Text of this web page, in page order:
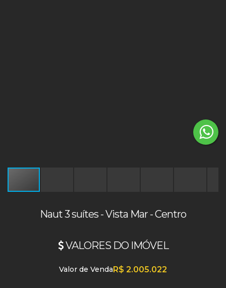
Naut 3 suítes - Vista Mar - Centro
VALORES DO IMÓVEL
R$ 2.005.022
Valor de Venda